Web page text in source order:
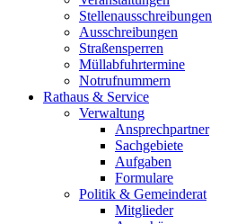
Stellenausschreibungen
Ausschreibungen
Straßensperren
Müllabfuhrtermine
Notrufnummern
Rathaus & Service
Verwaltung
Ansprechpartner
Sachgebiete
Aufgaben
Formulare
Politik & Gemeinderat
Mitglieder